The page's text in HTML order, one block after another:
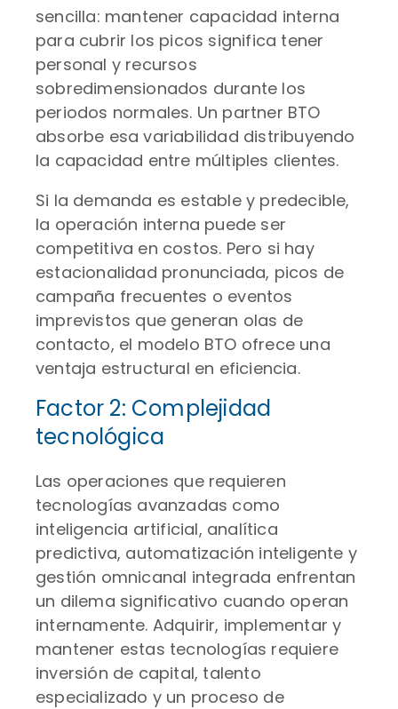
sencilla: mantener capacidad interna
para cubrir los picos significa tener
personal y recursos
sobredimensionados durante los
periodos normales. Un partner BTO
absorbe esa variabilidad distribuyendo
la capacidad entre múltiples clientes.
Si la demanda es estable y predecible,
la operación interna puede ser
competitiva en costos. Pero si hay
estacionalidad pronunciada, picos de
campaña frecuentes o eventos
imprevistos que generan olas de
contacto, el modelo BTO ofrece una
ventaja estructural en eficiencia.
Factor 2: Complejidad
tecnológica
Las operaciones que requieren
tecnologías avanzadas como
inteligencia artificial, analítica
predictiva, automatización inteligente y
gestión omnicanal integrada enfrentan
un dilema significativo cuando operan
internamente. Adquirir, implementar y
mantener estas tecnologías requiere
inversión de capital, talento
especializado y un proceso de